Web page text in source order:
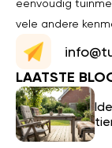
eenvoudig
vele andere
LAATSTE